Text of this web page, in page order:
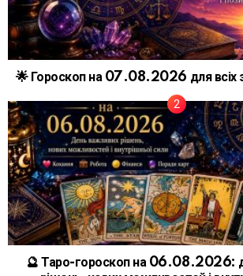
🌟 Гороскоп на 07.08.2026 для всіх
🔮 Таро-гороскоп на 06.08.2026: